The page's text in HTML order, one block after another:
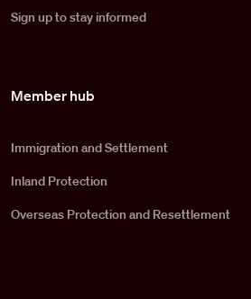
Sign up to stay informed
Member hub
Immigration and Settlement
Inland Protection
Overseas Protection and Resettlement